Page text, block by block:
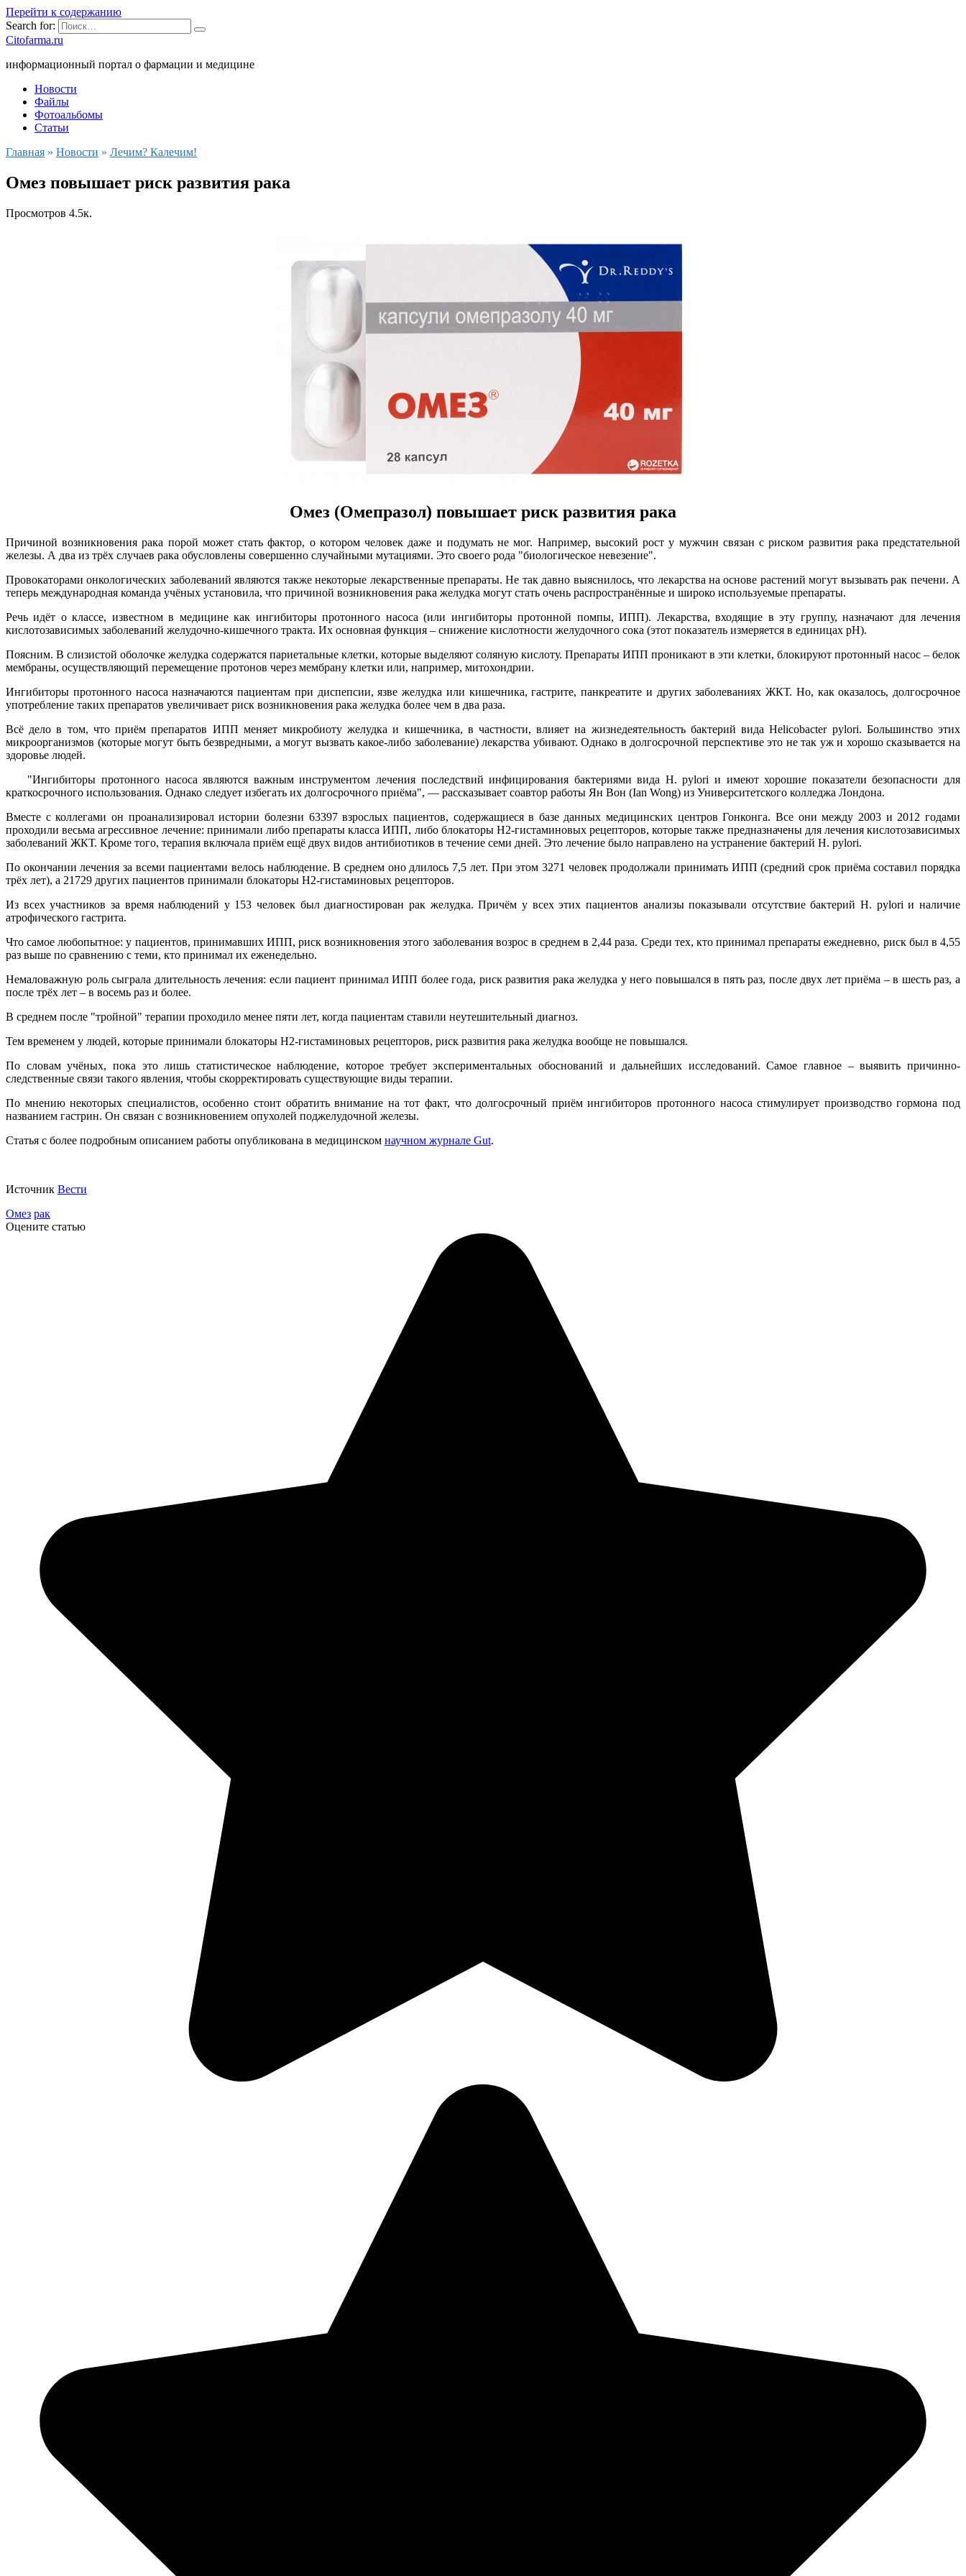
Перейти к содержанию
Search for:
Citofarma.ru
информационный портал о фармации и медицине
Новости
Файлы
Фотоальбомы
Статьи
Главная » Новости » Лечим? Калечим!
Омез повышает риск развития рака
Просмотров 4.5к.
Омез (Омепразол) повышает риск развития рака
Причиной возникновения рака порой может стать фактор, о котором человек даже и подумать не мог. Например, высокий рост у мужчин связан с риском развития рака предстательной
железы. А два из трёх случаев рака обусловлены совершенно случайными мутациями. Это своего рода "биологическое невезение".
Провокаторами онкологических заболеваний являются также некоторые лекарственные препараты. Не так давно выяснилось, что лекарства на основе растений могут вызывать рак печени. А
теперь международная команда учёных установила, что причиной возникновения рака желудка могут стать очень распространённые и широко используемые препараты.
Речь идёт о классе, известном в медицине как ингибиторы протонного насоса (или ингибиторы протонной помпы, ИПП). Лекарства, входящие в эту группу, назначают для лечения
кислотозависимых заболеваний желудочно-кишечного тракта. Их основная функция – снижение кислотности желудочного сока (этот показатель измеряется в единицах рН).
Поясним. В слизистой оболочке желудка содержатся париетальные клетки, которые выделяют соляную кислоту. Препараты ИПП проникают в эти клетки, блокируют протонный насос – белок
мембраны, осуществляющий перемещение протонов через мембрану клетки или, например, митохондрии.
Ингибиторы протонного насоса назначаются пациентам при диспепсии, язве желудка или кишечника, гастрите, панкреатите и других заболеваниях ЖКТ. Но, как оказалось, долгосрочное
употребление таких препаратов увеличивает риск возникновения рака желудка более чем в два раза.
Всё дело в том, что приём препаратов ИПП меняет микробиоту желудка и кишечника, в частности, влияет на жизнедеятельность бактерий вида Helicobacter pylori. Большинство этих
микроорганизмов (которые могут быть безвредными, а могут вызвать какое-либо заболевание) лекарства убивают. Однако в долгосрочной перспективе это не так уж и хорошо сказывается на
здоровье людей.
"Ингибиторы протонного насоса являются важным инструментом лечения последствий инфицирования бактериями вида H. pylori и имеют хорошие показатели безопасности для
краткосрочного использования. Однако следует избегать их долгосрочного приёма", — рассказывает соавтор работы Ян Вон (Ian Wong) из Университетского колледжа Лондона.
Вместе с коллегами он проанализировал истории болезни 63397 взрослых пациентов, содержащиеся в базе данных медицинских центров Гонконга. Все они между 2003 и 2012 годами
проходили весьма агрессивное лечение: принимали либо препараты класса ИПП, либо блокаторы H2-гистаминовых рецепторов, которые также предназначены для лечения кислотозависимых
заболеваний ЖКТ. Кроме того, терапия включала приём ещё двух видов антибиотиков в течение семи дней. Это лечение было направлено на устранение бактерий H. pylori.
По окончании лечения за всеми пациентами велось наблюдение. В среднем оно длилось 7,5 лет. При этом 3271 человек продолжали принимать ИПП (средний срок приёма составил порядка
трёх лет), а 21729 других пациентов принимали блокаторы H2-гистаминовых рецепторов.
Из всех участников за время наблюдений у 153 человек был диагностирован рак желудка. Причём у всех этих пациентов анализы показывали отсутствие бактерий H. pylori и наличие
атрофического гастрита.
Что самое любопытное: у пациентов, принимавших ИПП, риск возникновения этого заболевания возрос в среднем в 2,44 раза. Среди тех, кто принимал препараты ежедневно, риск был в 4,55
раз выше по сравнению с теми, кто принимал их еженедельно.
Немаловажную роль сыграла длительность лечения: если пациент принимал ИПП более года, риск развития рака желудка у него повышался в пять раз, после двух лет приёма – в шесть раз, а
после трёх лет – в восемь раз и более.
В среднем после "тройной" терапии проходило менее пяти лет, когда пациентам ставили неутешительный диагноз.
Тем временем у людей, которые принимали блокаторы H2-гистаминовых рецепторов, риск развития рака желудка вообще не повышался.
По словам учёных, пока это лишь статистическое наблюдение, которое требует экспериментальных обоснований и дальнейших исследований. Самое главное – выявить причинно-
следственные связи такого явления, чтобы скорректировать существующие виды терапии.
По мнению некоторых специалистов, особенно стоит обратить внимание на тот факт, что долгосрочный приём ингибиторов протонного насоса стимулирует производство гормона под
названием гастрин. Он связан с возникновением опухолей поджелудочной железы.
Статья с более подробным описанием работы опубликована в медицинском научном журнале Gut.
Источник Вести
Омез рак
Оцените статью